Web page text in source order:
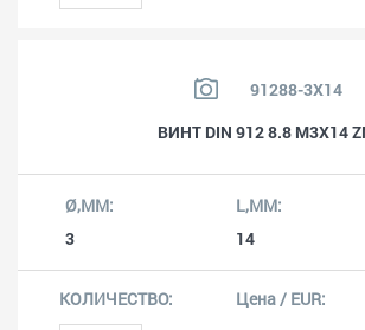
91288-3X14
ВИНТ DIN 912 8.8 M3X14
3 14